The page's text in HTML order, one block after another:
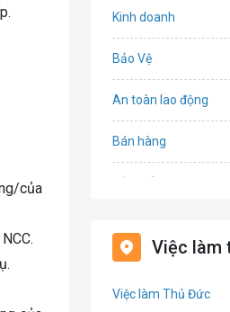
của
Kinh doanh
Bảo Vệ
An toàn lao động
Bán hàng
Biên phiên dịch
Việc làm
Việc làm Thủ Đức